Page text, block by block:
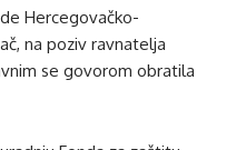
Hercegovačko-
na poziv ravnatelja
se govorom obratila